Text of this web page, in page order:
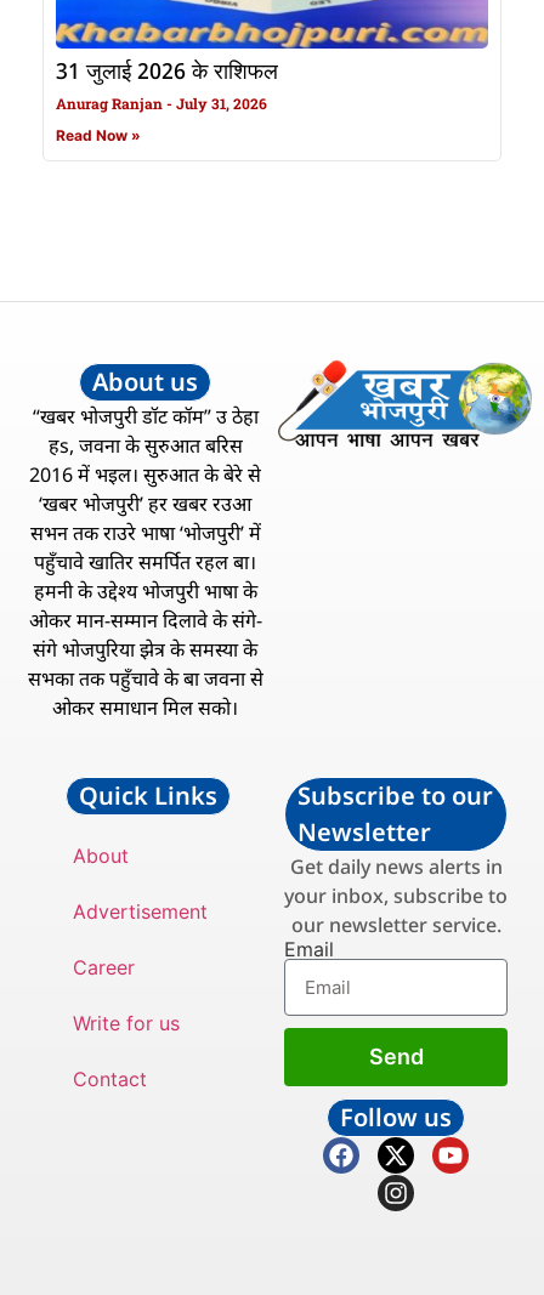
31 जुलाई 2026 के राशिफल
Anurag Ranjan July 31, 2026
Read Now »
About us
“खबर भोजपुरी डॉट कॉम” उ ठेहा
हs, जवना के सुरुआत बरिस
2016 में भइल। सुरुआत के बेरे से
‘खबर भोजपुरी’ हर खबर रउआ
सभन तक राउरे भाषा ‘भोजपुरी’ में
पहुँचावे खातिर समर्पित रहल बा।
हमनी के उद्देश्य भोजपुरी भाषा के
ओकर मान-सम्मान दिलावे के संगे-
संगे भोजपुरिया झेत्र के समस्या के
सभका तक पहुँचावे के बा जवना से
ओकर समाधान मिल सको।
Quick Links
About
Advertisement
Career
Write for us
Contact
Subscribe to our
Newsletter
Get daily news alerts in
your inbox, subscribe to
our newsletter service.
Email
Send
Follow us